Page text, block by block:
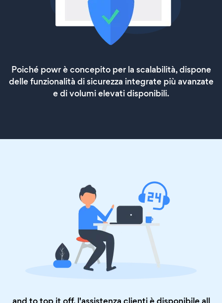
Poiché powr è concepito per la scalabilità, dispone
delle funzionalità di sicurezza integrate più avanzate
e di volumi elevati disponibili.